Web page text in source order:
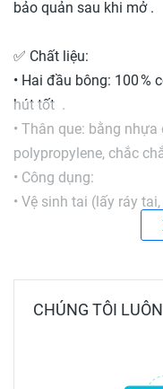
bảo quản sau khi mở .
✅ Chất liệu:
• Hai đầu bông: 100 %
hút tốt .
• Thân que: bằng
polypropylene, chắc
• Công dụng:
• Vệ sinh tai (lấy ráy
• Vệ sinh vết thương
• Đầu bông mềm, an
CHÚNG TÔI